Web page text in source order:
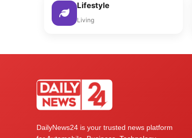
Lifestyle
Living
DailyNews24 is your trusted news platform